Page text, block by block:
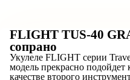
FLIGHT TUS-40
сопрано
Укулеле FLIGHT серии Travel — TUS 40 GRAFFITI —
модель прекрасно подойдет
качестве второго